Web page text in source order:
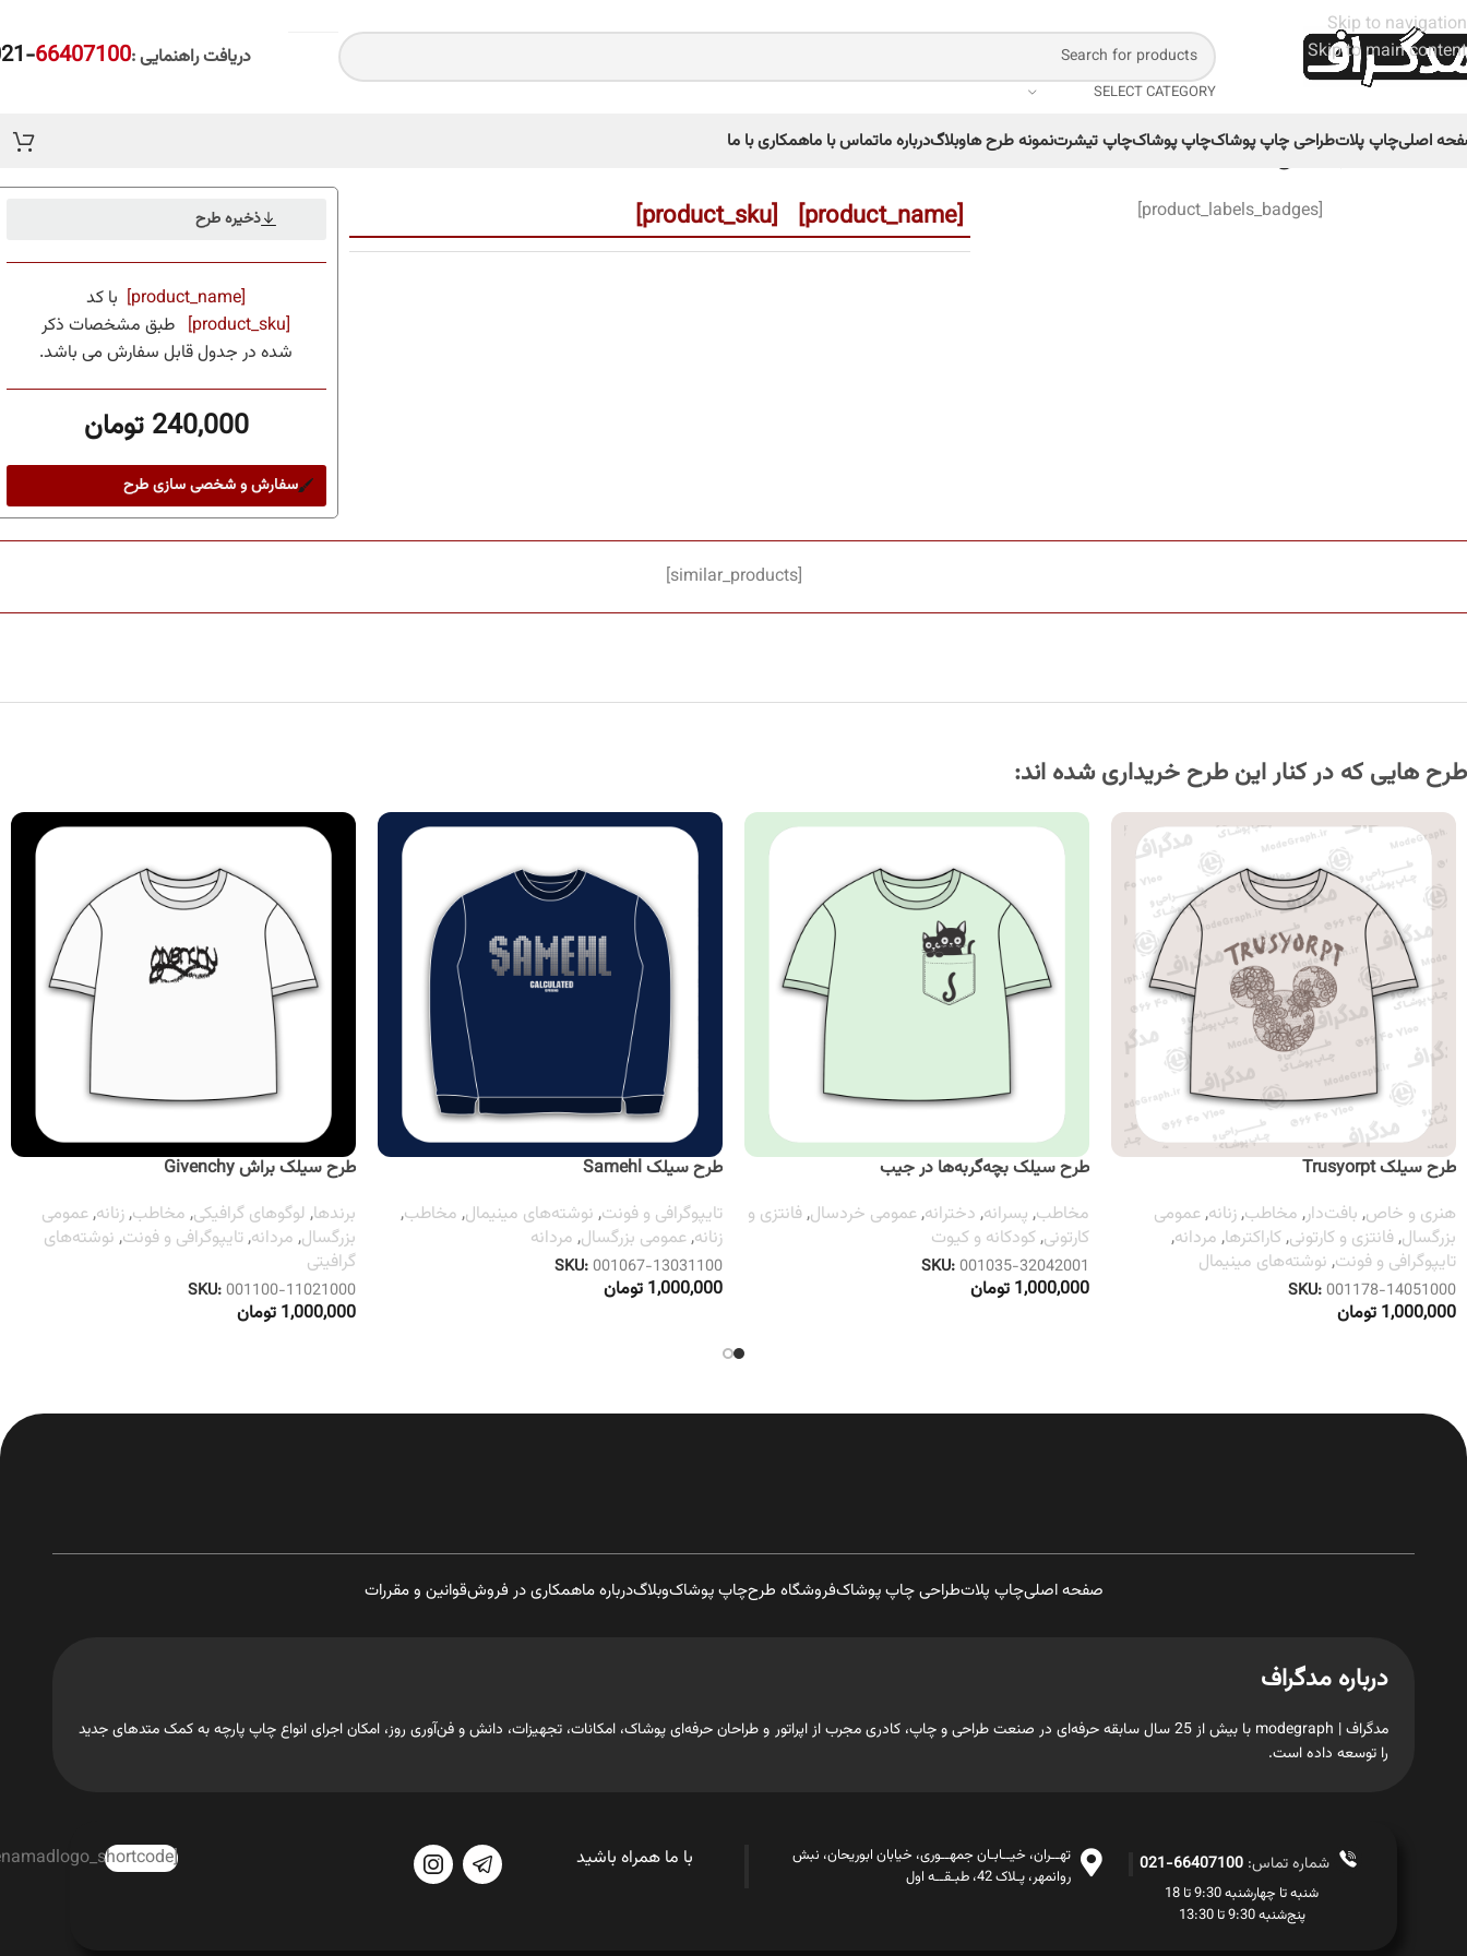
Skip to navigation
Skip to main content
SELECT CATEGORY
دریافت راهنمایی :66407100
-021
اصلیچاپ پلاتطراحی چاپ پوشاکچاپ پوشاکچاپ تیشرتنمونه طرح هاوبلاگدرباره ماتماس با ماهمکاری با ما
[product_labels_badges]
[product_name] [product_sku] ذخیره طرح
[product_name]
با کد
[product_sku]
طبق مشخصات ذکر
شده در جدول قابل سفارش می باشد.
240,000 تومان
سفارش و شخصی سازی طرح
[similar_products]
طرح هایی که در کنار این طرح خریداری شده اند:
طرح سیلک Trusyorpt
هنری و خاص, بافت‌دار, مخاطب,زنانه,عمومی
بزرگسال,فانتزی و کارتونی,کاراکترها, مردانه,
تایپوگرافی و فونت, نوشته‌های مینیمال
SKU:001178-14051000
1,000,000 تومان
طرح سیلک بچه‌گربه‌ها در جیب
مخاطب, پسرانه, دخترانه,عمومی خردسال,فانتزی و
کارتونی,کودکانه و کیوت
SKU:001035-32042001
1,000,000 تومان
طرح سیلک Samehl
تایپوگرافی و فونت, نوشته‌های مینیمال, مخاطب,
زنانه,عمومی بزرگسال, مردانه
SKU:001067-13031100
1,000,000 تومان
طرح سیلک براش Givenchy
برندها, لوگوهای گرافیکی, مخاطب,زنانه,عمومی
بزرگسال, مردانه,تایپوگرافی و فونت, نوشته‌های
گرافیتی
SKU:001100-11021000
1,000,000 تومان
صفحه اصلیچاپ پلاتطراحی چاپ پوشاکفروشگاه طرحچاپ پوشاکوبلاگدرباره ماهمکاری در فروشقوانین و مقررات
درباره مدگراف
مدگراف | modegraph با بیش از 25 سال سابقه حرفه‌ای در صنعت طراحی و چاپ، کادری مجرب از اپراتور و طراحان حرفه‌ای پوشاک، امکانات، تجهیزات، دانش و فن‌آوری روز، امکان اجرای انواع چاپ پارچه به کمک متدهای جدید
را توسعه داده است.
شماره تماس: 66407100-021
شنبه تا چهارشنبه 9:30 تا 18
پنج‌شنبه 9:30 تا 13:30
تهــران، خیــابـان جمهــوری، خیابان ابوریحان، نبش
روانمهر، پـلاک 42، طبـقــه اول
با ما همراه باشید [enamadlogo_shortcode]